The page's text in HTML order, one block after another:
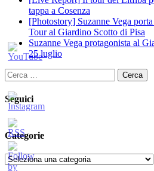
tappa a Cosenza
[Photostory] Suzanne Vega
Tour al Giardino Scotto di Pisa
Suzanne Vega protagonista al
25 luglio
Ricerca
per:
Seguici
Categorie
Categorie